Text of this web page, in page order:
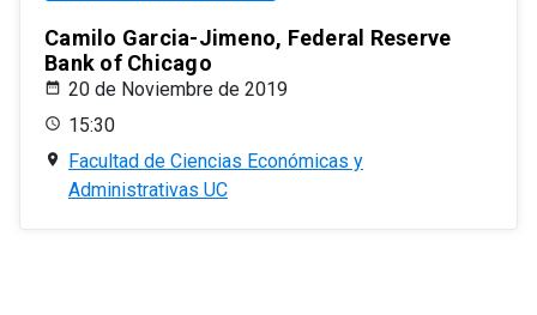
Camilo Garcia-Jimeno, Federal Reserve
Bank of Chicago
20 de Noviembre de 2019
15:30
Facultad de Ciencias Económicas y
Administrativas UC